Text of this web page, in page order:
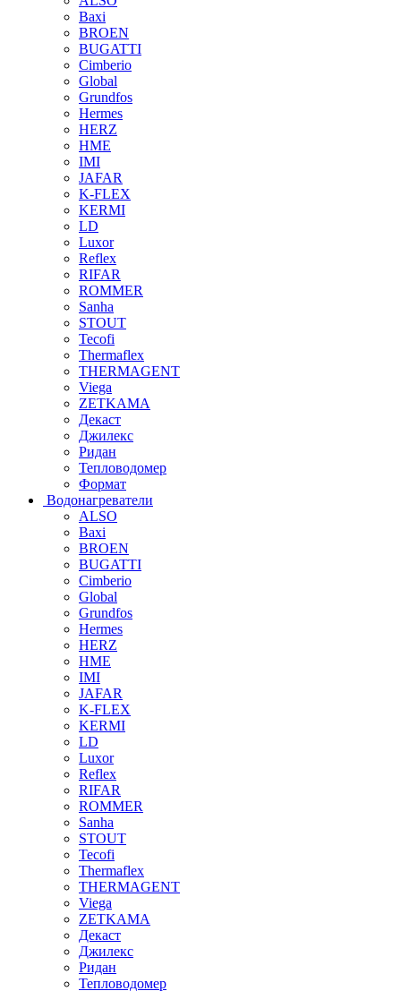
Baxi
BROEN
BUGATTI
Cimberio
Global
Grundfos
Hermes
HERZ
HME
IMI
JAFAR
K-FLEX
KERMI
LD
Luxor
Reflex
RIFAR
ROMMER
Sanha
STOUT
Tecofi
Thermaflex
THERMAGENT
Viega
ZETKAMA
Декаст
Джилекс
Ридан
Тепловодомер
Формат
Водонагреватели
ALSO
Baxi
BROEN
BUGATTI
Cimberio
Global
Grundfos
Hermes
HERZ
HME
IMI
JAFAR
K-FLEX
KERMI
LD
Luxor
Reflex
RIFAR
ROMMER
Sanha
STOUT
Tecofi
Thermaflex
THERMAGENT
Viega
ZETKAMA
Декаст
Джилекс
Ридан
Тепловодомер